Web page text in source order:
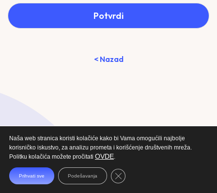
Potvrdi
< Nazad
Naša web stranica koristi kolačiće kako bi Vama omogućili najbolje
korisničko iskustvo, za analizu prometa i korišćenje društvenih mreža.
Politku kolačića možete pročitati OVDE.
Prihvati sve Podešavanja Close GDPR Cookie Banner